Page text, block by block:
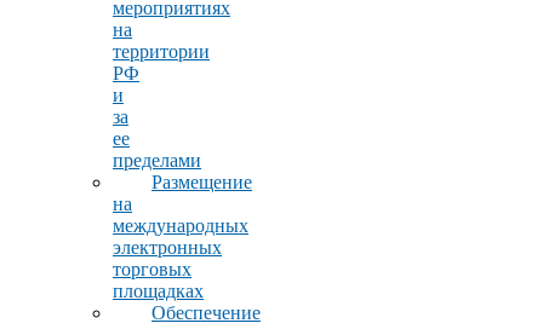
мероприятиях
на
территории
РФ
и
за
ее
пределами
Размещение
на
международных
электронных
торговых
площадках
Обеспечение